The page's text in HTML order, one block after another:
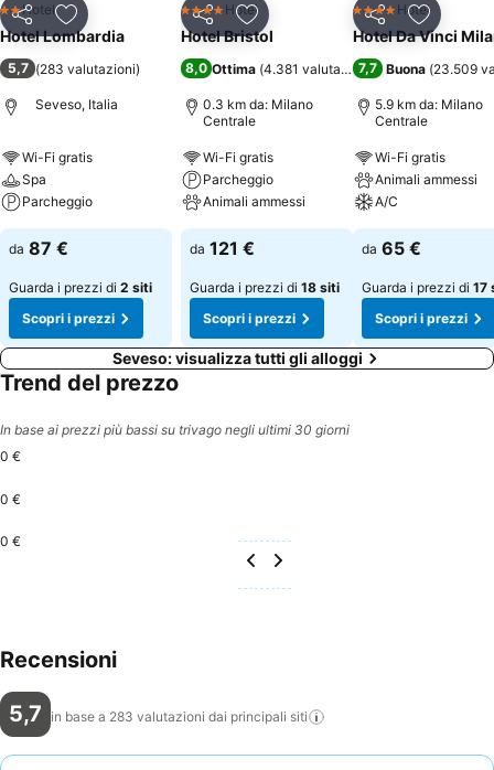
CondividiAggiungi ai preferiti
2 Stelle
Hotel
Hotel Lombardia
5,7 (283 valutazioni)
Seveso, Italia
Wi-Fi gratis
Spa
Parcheggio
da 87 €
Guarda i prezzi di 2 siti
Scopri i prezzi
CondividiAggiungi ai preferiti
4 StelleHotel
Hotel Bristol
8,0 Ottima (4.381 valutazioni)
0.3 km da: Milano
Centrale
Wi-Fi gratis
Parcheggio
Animali ammessi
da 121 €
Guarda i prezzi di 18 siti
Scopri i prezzi
Condividi
4 StelleHotel
Hotel Da Vinci
7,7 Buona (23.509
5.9 km da: Milano
Centrale
Wi-Fi gratis
Animali ammessi
A/C
da 65 €
Guarda i prezzi di 17
Scopri i prezzi
Seveso: visualizza tutti gli alloggi
Trend del prezzo
In base ai prezzi più bassi su trivago negli ultimi 30 giorni
0 €
0 €
0 €
Recensioni
5,7 in base a 283 valutazioni dai principali siti